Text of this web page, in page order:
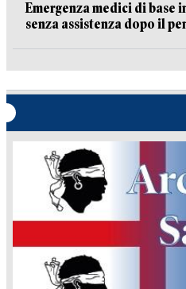
Emergenza medici di base
senza assistenza dopo il